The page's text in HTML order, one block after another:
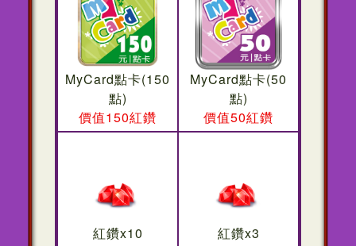
MyCard點卡(150
點)
價值150紅鑽
MyCard點卡(50
點)
價值50紅鑽
紅鑽x10 紅鑽x3